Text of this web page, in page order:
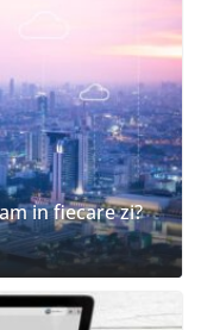
in fiecare zi?